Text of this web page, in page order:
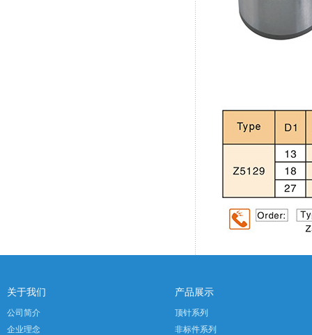
关于我们
公司简介
企业理念
产品展示
顶针系列
非标件系列